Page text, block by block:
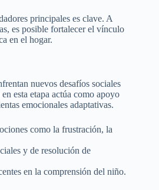
principales es clave. A
es posible fortalecer el vínculo
en el hogar.
nuevos desafíos sociales
esta etapa actúa como apoyo
emocionales adaptativas.
como la frustración, la
y de resolución de
en la comprensión del niño.